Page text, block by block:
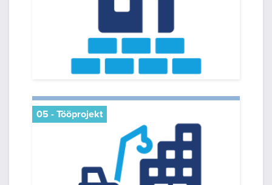
05 - Tööprojekt